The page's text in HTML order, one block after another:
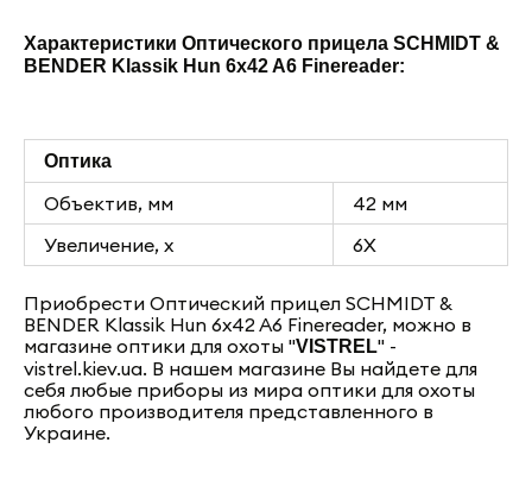
Характеристики Оптического прицела SCHMIDT &
BENDER Klassik Hun 6x42 A6 Finereader:
Оптика
Объектив, мм
42 мм
Увеличение, х
6X
Приобрести Оптический прицел SCHMIDT &
BENDER Klassik Hun 6x42 A6 Finereader, можно в
магазине оптики для охоты "VISTREL" -
vistrel.kiev.ua. В нашем магазине Вы найдете для
себя любые приборы из мира оптики для охоты
любого производителя представленного в
Украине.